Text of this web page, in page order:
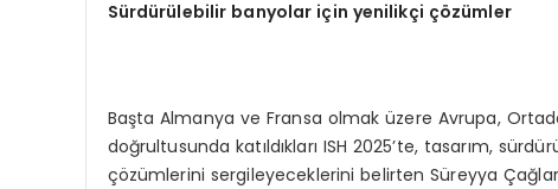
Sürdürülebilir banyolar için yenilikçi çözümler
Başta Almanya ve Fransa olmak üzere Avrupa,
doğrultusunda katıldıkları ISH 2025’te, tasarım,
çözümlerini sergileyeceklerini belirten Süreyya